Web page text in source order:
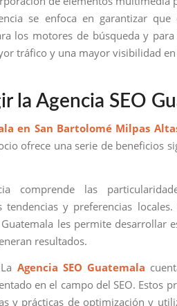
se enfoca en garantizar que
los motores de búsqueda y
tráfico y una mayor visibilidad
la Agencia SEO
en San Bartolomé Milpas
ofrece una serie de beneficios
comprende las
y preferencias
les permite desarrollar
resultados.
La Agencia SEO Guatemala
en el campo del SEO. Estos
y prácticas de optimización y